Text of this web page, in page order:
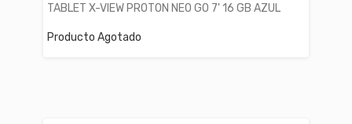
TABLET X-VIEW PROTON NEO GO 7' 16 GB AZUL
Producto Agotado